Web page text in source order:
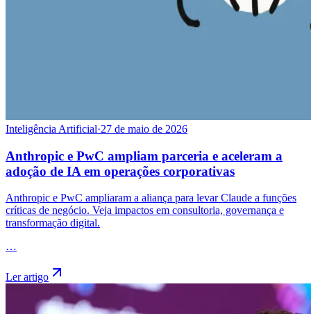
Inteligência Artificial·27 de maio de 2026
Anthropic e PwC ampliam parceria e aceleram a
adoção de IA em operações corporativas
Anthropic e PwC ampliaram a aliança para levar Claude a funções
críticas de negócio. Veja impactos em consultoria, governança e
transformação digital.
…
Ler artigo